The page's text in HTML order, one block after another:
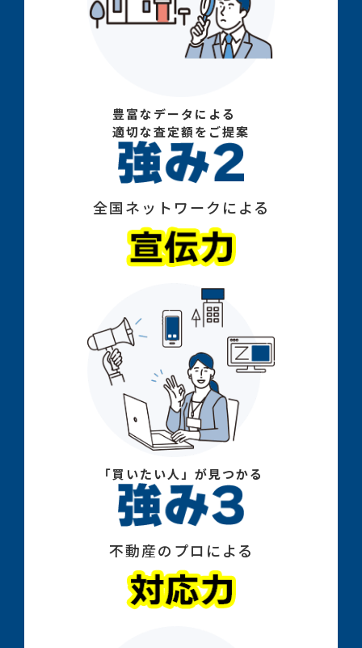
豊富なデータによる
適切な査定額をご提案
全国ネットワークによる
「買いたい人」が見つかる
不動産のプロによる